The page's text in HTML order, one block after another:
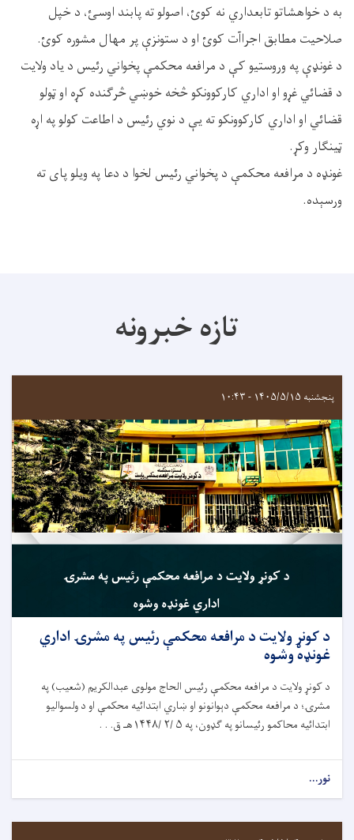
به د خواهشاتو تابعداري نه کوئ، اصولو ته پابند اوسئ، د خپل
صلاحیت مطابق اجراآت کوئ او د ستونزې پر مهال مشوره کوئ.
د غونډې په وروستيو کې د مرافعه محکمې پخواني رئيس د یاد ولایت
د قضائي غړو او اداري کارکوونکو څخه خوښي څرګنده کړه او ټولو
قضائي او اداري کارکوونکو ته يې د نوي رئیس د اطاعت کولو په اړه
ټینګار وکړ.
غونډه د مرافعه محکمې د پخواني رئیس لخوا د دعا په ویلو پای ته
ورسېده.
تازه خبرونه
پنجشنبه ۱۴۰۵/۵/۱۵ - ۱۰:۴۳
د کونړ ولایت د مرافعه محکمې رئيس په مشرۍ اداري
غونډه وشوه
د کونړ ولایت د مرافعه محکمې رئيس الحاج مولوی عبدالکریم (شعیب) په
مشرۍ؛ د مرافعه محکمې دېوانونو او ښاري ابتدائيه محکمې او د ولسوالیو
ابتدائيه محاکمو رئيسانو په ګډون، په ۵ /۲ /۱۴۴۸هـ ق. . .
نور...